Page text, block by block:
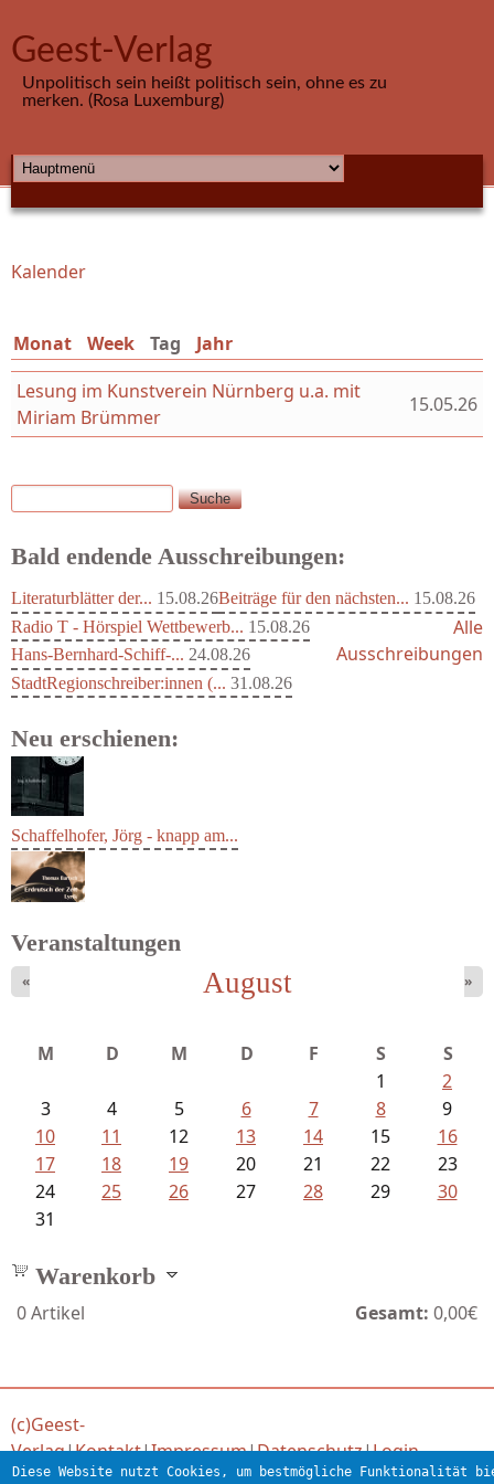
Geest-Verlag
Unpolitisch sein heißt politisch sein, ohne es zu
merken. (Rosa Luxemburg)
HAUPTMENÜ
Sie sind hier
Kalender
Monat Week Tag (aktiver Reiter)
Jahr
Lesung im Kunstverein Nürnberg u.a. mit
Miriam Brümmer
15.05.26
Suchformular
Suche
Bald endende Ausschreibungen:
Literaturblätter der... 15.08.26Beiträge für den nächsten... 15.08.26
Radio T - Hörspiel Wettbewerb... 15.08.26
Hans-Bernhard-Schiff-... 24.08.26
StadtRegionschreiber:innen (... 31.08.26
Alle
Ausschreibungen
Neu erschienen:
Schaffelhofer, Jörg - knapp am...
Veranstaltungen
August
« »
M D M D F S
S
1
2
3
4 5 6 7 8
9
10
11 12 13 14 15
16
17
18 19 20 21 22
23
24
25 26 27 28 29
30
31
Warenkorb
0Artikel Gesamt: 0,00€
(c)Geest-
Verlag|Kontakt|Impressum|Datenschutz|Login
Diese Website nutzt Cookies, um bestmögliche Funktionalität